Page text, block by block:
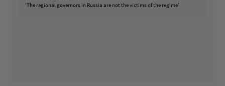
‘The regional governors in Russia are not the victims of the regime’